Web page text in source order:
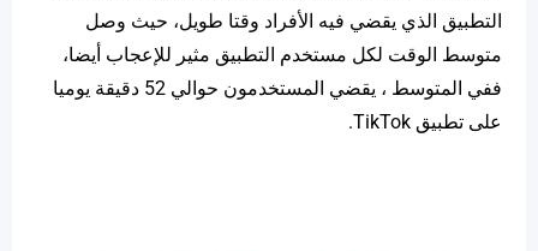
التطبيق الذي يقضي فيه الأفراد وقتا طويل، حيث وصل
متوسط ​​الوقت لكل مستخدم التطبيق مثير للإعجاب أيضا،
ففي المتوسط ​​، يقضي المستخدمون حوالي 52 دقيقة يوميا
على تطبيق TikTok.